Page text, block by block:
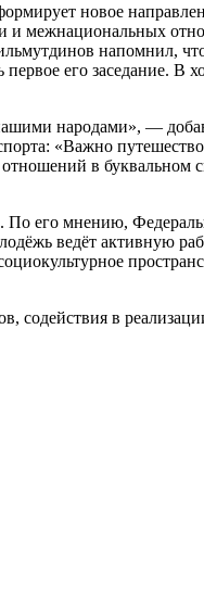
новое
и межнациональных
напомнил,
его заседание. В
народами», —
«Важно
в буквальном
его мнению,
ведёт активную
содействия в